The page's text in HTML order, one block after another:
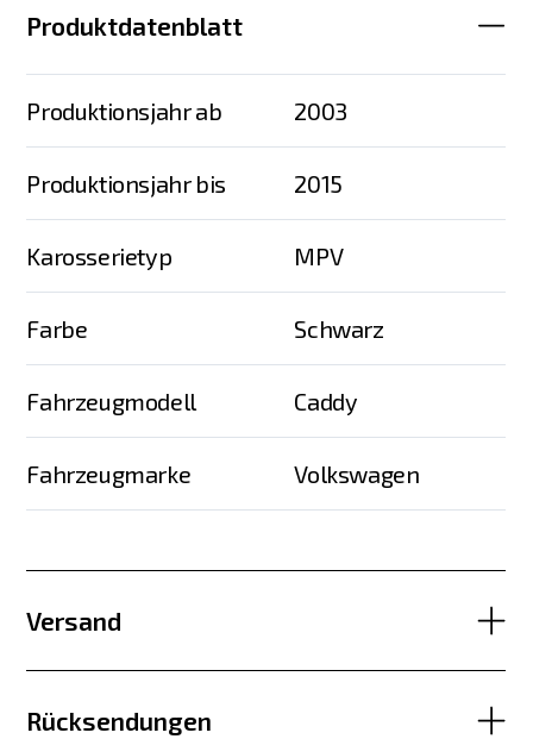
Produktdatenblatt
Produktionsjahr ab 2003
Produktionsjahr bis 2015
Karosserietyp MPV
Farbe Schwarz
Fahrzeugmodell Caddy
Fahrzeugmarke Volkswagen
Versand
Rücksendungen